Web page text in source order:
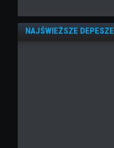
NAJŚWIEŻSZE DEPESZE